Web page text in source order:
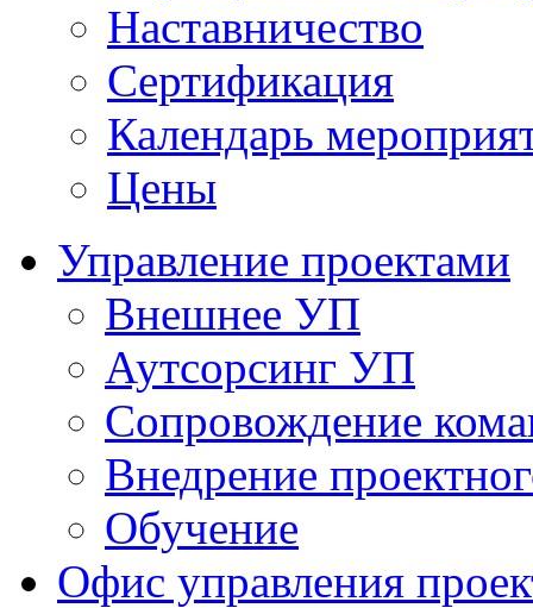
Наставничество
Сертификация
Календарь
Цены
Управление проектами
Внешнее УП
Аутсорсинг УП
Сопровождение
Внедрение
Обучение
Офис управления